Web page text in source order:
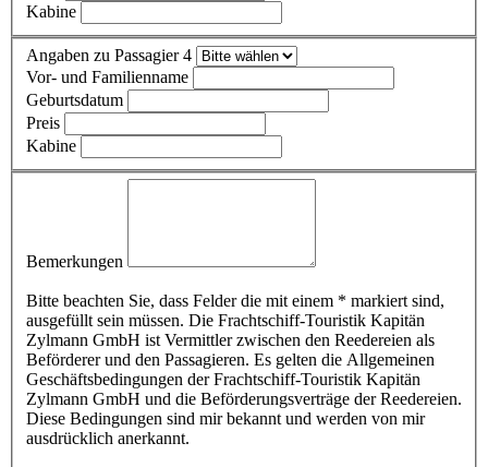
Kabine
Angaben zu Passagier 4
Vor- und Familienname
Geburtsdatum
Preis
Kabine
Bemerkungen
Bitte beachten Sie, dass Felder die mit einem * markiert sind,
ausgefüllt sein müssen. Die Frachtschiff-Touristik Kapitän
Zylmann GmbH ist Vermittler zwischen den Reedereien als
Beförderer und den Passagieren. Es gelten die Allgemeinen
Geschäftsbedingungen der Frachtschiff-Touristik Kapitän
Zylmann GmbH und die Beförderungsverträge der Reedereien.
Diese Bedingungen sind mir bekannt und werden von mir
ausdrücklich anerkannt.